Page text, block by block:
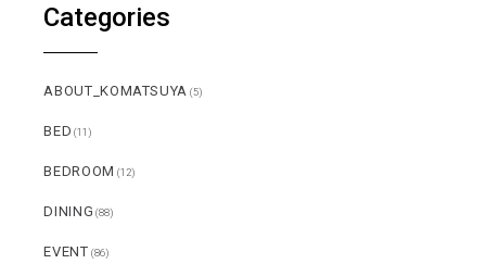
Categories
ABOUT_KOMATSUYA (5)
BED (11)
BEDROOM (12)
DINING (88)
EVENT (86)